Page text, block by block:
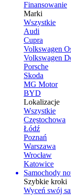
Finansowanie
Marki
Wszystkie
Audi
Cupra
Volkswagen
Volkswagen
Porsche
Skoda
MG Motor
BYD
Lokalizacje
Wszystkie
Częstochowa
Łódź
Poznań
Warszawa
Wrocław
Katowice
Samochody
Szybkie kroki
Wyceń swój